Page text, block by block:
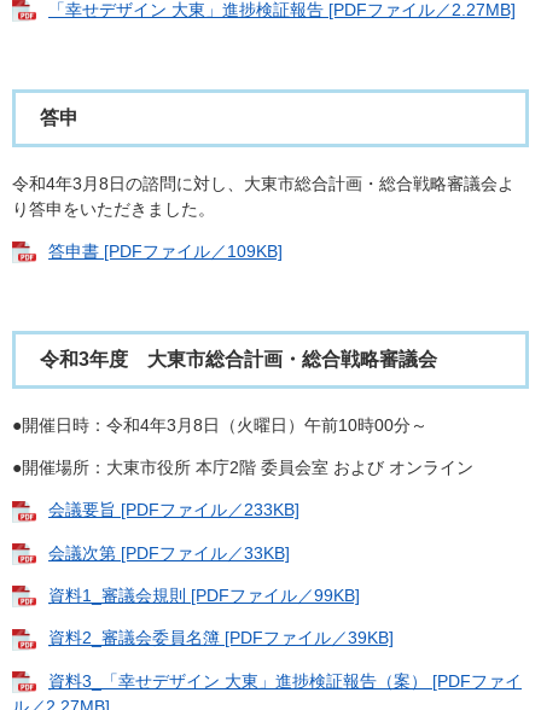
「幸せデザイン 大東」進捗検証報告 [PDFファイル／2.27MB]
答申
令和4年3月8日の諮問に対し、大東市総合計画・総合戦略審議会よ
り答申をいただきました。
答申書 [PDFファイル／109KB]
令和3年度 大東市総合計画・総合戦略審議会
●開催日時：令和4年3月8日（火曜日）午前10時00分～
●開催場所：大東市役所 本庁2階 委員会室 および オンライン
会議要旨 [PDFファイル／233KB]
会議次第 [PDFファイル／33KB]
資料1_審議会規則 [PDFファイル／99KB]
資料2_審議会委員名簿 [PDFファイル／39KB]
資料3_「幸せデザイン 大東」進捗検証報告（案） [PDFファイ